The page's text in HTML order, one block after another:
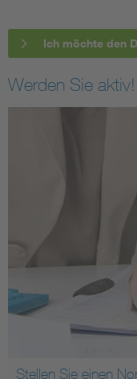
Ich möchte den
Werden Sie aktiv!
Stellen Sie einen